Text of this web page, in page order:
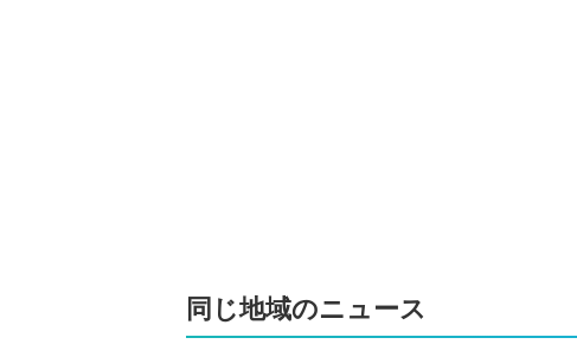
同じ地域のニュース